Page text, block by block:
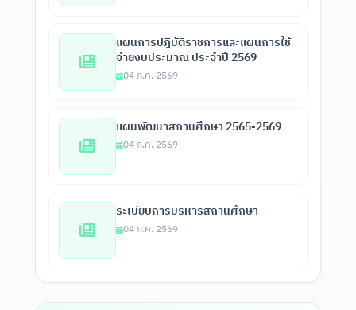
แผนการปฏิบัติราชการและแผนการใช้
จ่ายงบประมาณ ประจำปี 2569
04 ก.ค. 2569
แผนพัฒนาสถานศึกษา 2565-2569
04 ก.ค. 2569
ระเบียบการบริหารสถานศึกษา
04 ก.ค. 2569